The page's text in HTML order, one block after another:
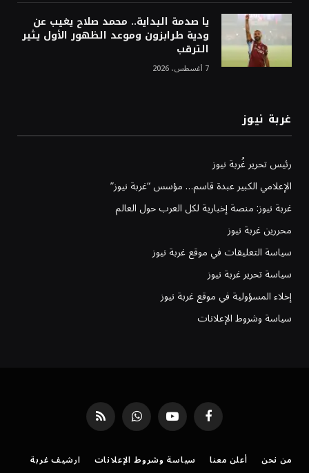
يا صدمة البداية.. محمد صلاح يغيب عن
ودية طرابزون وموعد الظهور الأول يثير
الترقب
7 أغسطس، 2026
غربة نيوز
رئيس تحرير غُربة نيوز
الإعلامي الكبير عبدة قاسم… مؤسس “غربة نيوز”
غربة نيوز: منصة إخبارية لكل العرب حول العالم
محررين غربة نيوز
سياسة التعليقات في موقع غربة نيوز
سياسة تحرير غربة نيوز
إخلاء المسؤولية في موقع غربة نيوز
سياسة وشروط الإعلانات
فيسبوك يوتيوب واتساب RSS
من نحن أعلن معنا سياسة وشروط الإعلانات
ارشيف غربة